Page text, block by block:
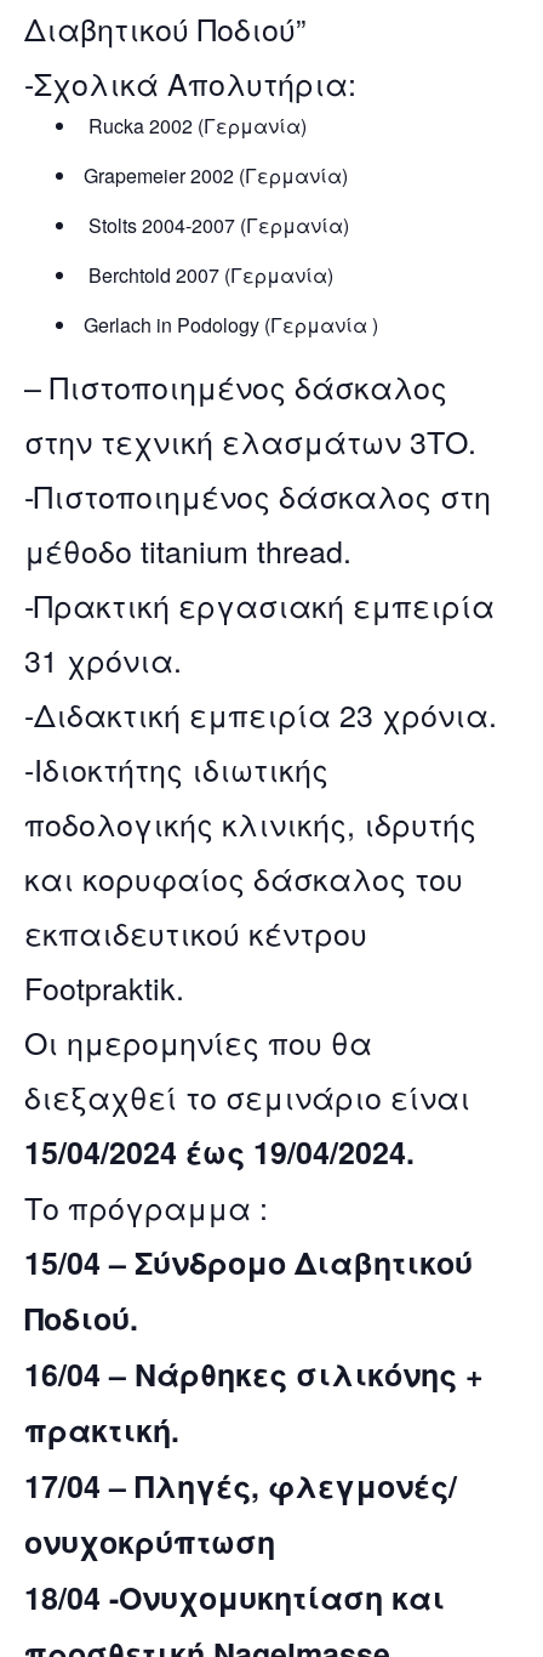
Διαβητικού Ποδιού”
-Σχολικά Απολυτήρια:
Rucka 2002 (Γερμανία)
Grapemeier 2002 (Γερμανία)
Stolts 2004-2007 (Γερμανία)
Berchtold 2007 (Γερμανία)
Gerlach in Podology (Γερμανία )
– Πιστοποιημένος δάσκαλος
στην τεχνική ελασμάτων 3ΤO.
-Πιστοποιημένος δάσκαλος στη
μέθοδο titanium thread.
-Πρακτική εργασιακή εμπειρία
31 χρόνια.
-Διδακτική εμπειρία 23 χρόνια.
-Ιδιοκτήτης ιδιωτικής
ποδολογικής κλινικής, ιδρυτής
και κορυφαίος δάσκαλος του
εκπαιδευτικού κέντρου
Footpraktik.
Οι ημερομηνίες που θα
διεξαχθεί το σεμινάριο είναι
15/04/2024 έως 19/04/2024.
Το πρόγραμμα :
15/04 – Σύνδρομο Διαβητικού
Ποδιού.
16/04 – Νάρθηκες σιλικόνης +
πρακτική.
17/04 – Πληγές, φλεγμονές/
ονυχοκρύπτωση
18/04 -Ονυχομυκητίαση και